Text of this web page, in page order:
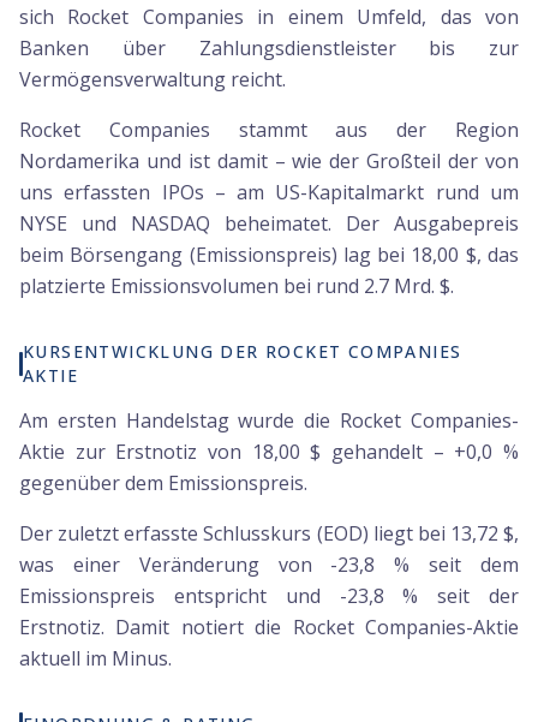
sich Rocket Companies in einem Umfeld, das von
Banken über Zahlungsdienstleister bis zur
Vermögensverwaltung reicht.
Rocket Companies stammt aus der Region
Nordamerika und ist damit – wie der Großteil der von
uns erfassten IPOs – am US-Kapitalmarkt rund um
NYSE und NASDAQ beheimatet. Der Ausgabepreis
beim Börsengang (Emissionspreis) lag bei 18,00 $, das
platzierte Emissionsvolumen bei rund 2.7 Mrd. $.
KURSENTWICKLUNG DER ROCKET COMPANIES
AKTIE
Am ersten Handelstag wurde die Rocket Companies-
Aktie zur Erstnotiz von 18,00 $ gehandelt – +0,0 %
gegenüber dem Emissionspreis.
Der zuletzt erfasste Schlusskurs (EOD) liegt bei 13,72 $,
was einer Veränderung von -23,8 % seit dem
Emissionspreis entspricht und -23,8 % seit der
Erstnotiz. Damit notiert die Rocket Companies-Aktie
aktuell im Minus.